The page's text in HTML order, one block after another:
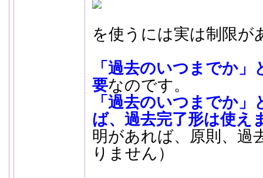
を使うには実は制限が
「過去のいつまでか
要なのです。
「過去のいつまでか
ば、過去完了形は使え
明があれば、原則、過
りません）